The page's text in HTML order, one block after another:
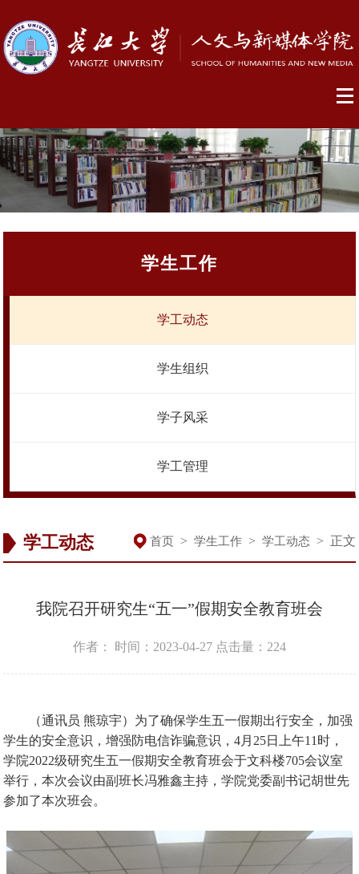
学生工作
学工动态
学生组织
学子风采
学工管理
学工动态 首页 > 学生工作 > 学工动态 > 正文
我院召开研究生“五一”假期安全教育班会
作者： 时间：2023-04-27 点击量： 224
（通讯员 熊琼宇）为了确保学生五一假期出行安全，加强
学生的安全意识，增强防电信诈骗意识，4月 25日上午11 时，
学院2022级研究生五一假期安全教育班会于文科楼705会议室
举行，本次会议由副班长冯雅鑫主持，学院党委副书记胡世先
参加了本次班会。